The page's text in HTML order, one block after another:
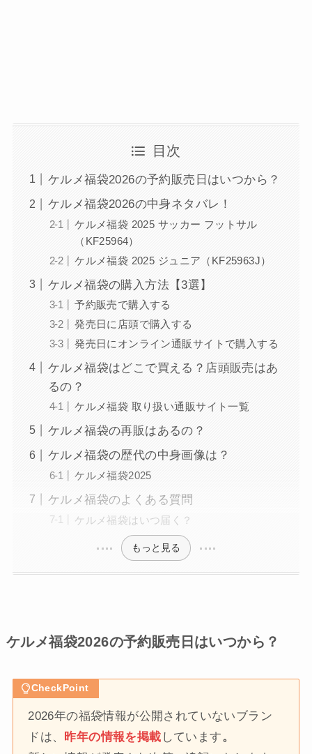
目次
ケルメ福袋2026の予約販売日はいつから？
ケルメ福袋2026の中身ネタバレ！
ケルメ福袋 2025 サッカー フットサル
（KF25964）
ケルメ福袋 2025 ジュニア（KF25963J）
ケルメ福袋の購入方法【3選】
予約販売で購入する
発売日に店頭で購入する
発売日にオンライン通販サイトで購入する
ケルメ福袋はどこで買える？店頭販売はあ
るの？
ケルメ福袋 取り扱い通販サイト一覧
ケルメ福袋の再販はあるの？
ケルメ福袋の歴代の中身画像は？
ケルメ福袋2025
ケルメ福袋のよくある質問
ケルメ福袋はいつ届く？
もっと見る
ケルメ福袋2026の予約販売日はいつから？
CheckPoint
2026年の福袋情報が公開されていないブラン
ドは、 昨年の情報を掲載 しています。